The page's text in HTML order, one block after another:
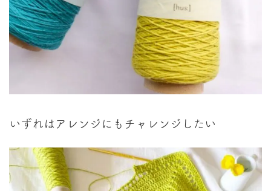
いずれはアレンジにもチャレンジしたい